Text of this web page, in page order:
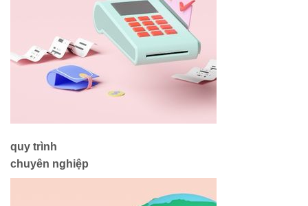
quy trình
chuyên nghiệp